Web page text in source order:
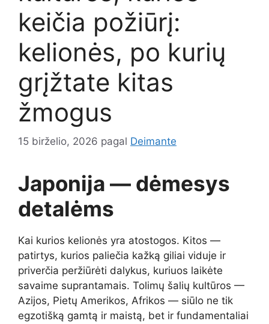
keičia požiūrį:
kelionės, po kurių
grįžtate kitas
žmogus
15 birželio, 2026 pagal Deimante
Japonija — dėmesys
detalėms
Kai kurios kelionės yra atostogos. Kitos —
patirtys, kurios paliečia kažką giliai viduje ir
priverčia peržiūrėti dalykus, kuriuos laikėte
savaime suprantamais. Tolimų šalių kultūros —
Azijos, Pietų Amerikos, Afrikos — siūlo ne tik
egzotišką gamtą ir maistą, bet ir fundamentaliai